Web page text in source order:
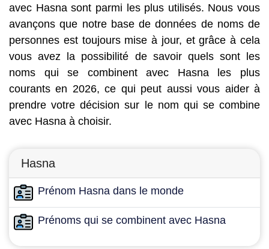
avec Hasna sont parmi les plus utilisés. Nous vous
avançons que notre base de données de noms de
personnes est toujours mise à jour, et grâce à cela
vous avez la possibilité de savoir quels sont les
noms qui se combinent avec Hasna les plus
courants en 2026, ce qui peut aussi vous aider à
prendre votre décision sur le nom qui se combine
avec Hasna à choisir.
Hasna
Prénom Hasna dans le monde
Prénoms qui se combinent avec Hasna